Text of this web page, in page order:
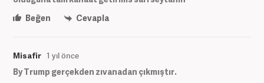
Beğen
Cevapla
Misafir 1 yıl önce
By Trump gerçekden zıvanadan çıkmıştır.